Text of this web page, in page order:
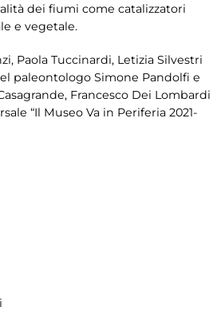
dei fiumi come catalizzatori
e vegetale.
Paola Tuccinardi, Letizia Silvestri
paleontologo Simone Pandolfi e
Francesco Dei Lombardi
“Il Museo Va in Periferia 2021-